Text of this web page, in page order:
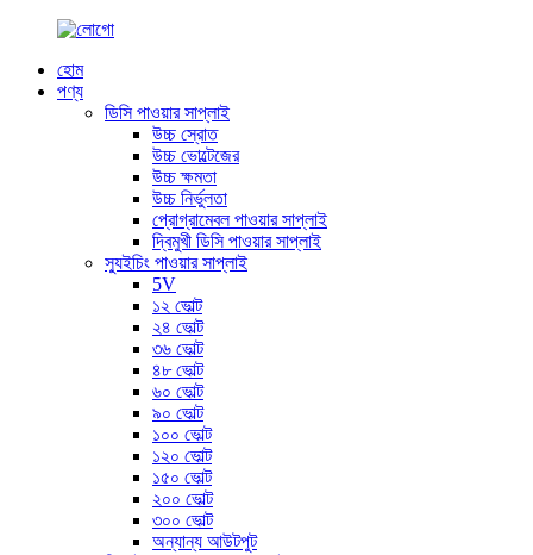
হোম
পণ্য
ডিসি পাওয়ার সাপ্লাই
উচ্চ স্রোত
উচ্চ ভোল্টেজের
উচ্চ ক্ষমতা
উচ্চ নির্ভুলতা
প্রোগ্রামেবল পাওয়ার সাপ্লাই
দ্বিমুখী ডিসি পাওয়ার সাপ্লাই
স্যুইচিং পাওয়ার সাপ্লাই
5V
১২ ভোল্ট
২৪ ভোল্ট
৩৬ ভোল্ট
৪৮ ভোল্ট
৬০ ভোল্ট
৯০ ভোল্ট
১০০ ভোল্ট
১২০ ভোল্ট
১৫০ ভোল্ট
২০০ ভোল্ট
৩০০ ভোল্ট
অন্যান্য আউটপুট